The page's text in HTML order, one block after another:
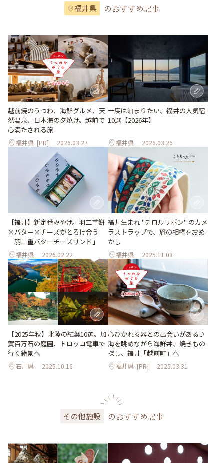
福井県 のおすすめ記事
越前焼のうつわ、海鮮グルメ、天
然温泉、日本海の夕焼け。越前で
心満たされる旅
福井県 [PR] 2026.03.27
一度は泊まりたい、福井の人気宿
10選【2026年】
福井県 2026.03.26
【福井】新定番みやげ。羽二重餅
×バター×チーズがとろけ合う
「羽二重バターチーズサンド」
福井県 2026.02.22
福井生まれ "チロルリボン" のカメ
ラストラップで、旅の相棒をおめ
かし
福井県 2025.11.03
【2025年秋】北陸の紅葉10選。加
賀百万石の庭園、トロッコ電車で
行く絶景へ
石川県 2025.10.16
心ひかれる器との出会いがある♪
海を眺めながら海鮮丼、焼きもの
探し、福井「越前町」へ
福井県 [PR] 2025.03.31
その他施設 のおすすめ記事